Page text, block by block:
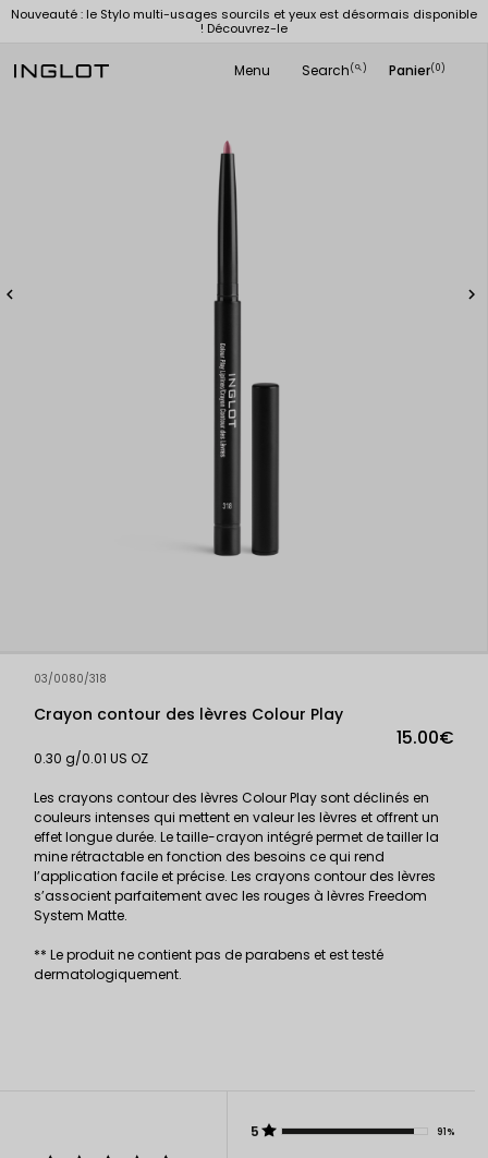
Nouveauté : le Stylo multi-usages sourcils et yeux est désormais disponible
! Découvrez-le
Menu Search(
search ) Panier(0)
 
03/0080/318
Crayon contour des lèvres Colour Play
15.00€
0.30 g/0.01 US OZ
Les crayons contour des lèvres Colour Play sont déclinés en
couleurs intenses qui mettent en valeur les lèvres et offrent un
effet longue durée. Le taille-crayon intégré permet de tailler la
mine rétractable en fonction des besoins ce qui rend
l’application facile et précise. Les crayons contour des lèvres
s’associent parfaitement avec les rouges à lèvres Freedom
System Matte.
** Le produit ne contient pas de parabens et est testé
dermatologiquement.
5 91%